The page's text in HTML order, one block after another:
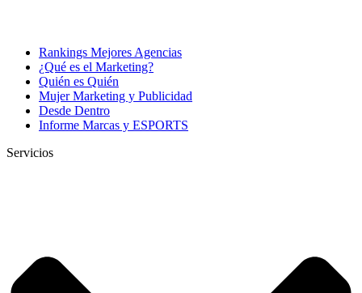
Rankings Mejores Agencias
¿Qué es el Marketing?
Quién es Quién
Mujer Marketing y Publicidad
Desde Dentro
Informe Marcas y ESPORTS
Servicios